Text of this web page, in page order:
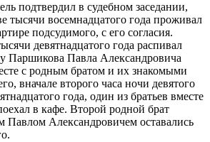
подтвердил в судебном заседании,
тысячи восемнадцатого года проживал
подсудимого, с его согласия.
девятнадцатого года распивал
Паршикова Павла Александровича
с родным братом и их знакомыми
вначале второго часа ночи девятого
надцатого года, один из братьев вместе
в кафе. Второй родной брат
Павлом Александровичем оставались